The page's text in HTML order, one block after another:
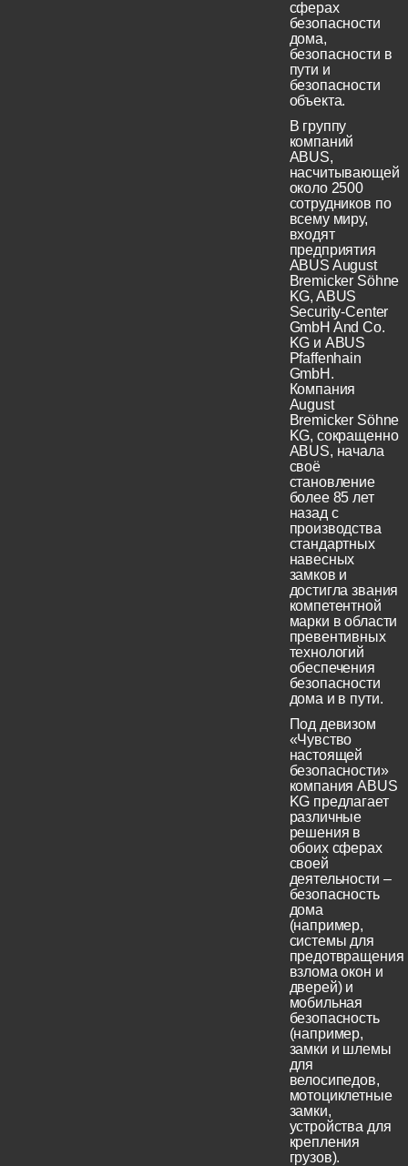
сферах
безопасности
дома,
безопасности в
пути и
безопасности
объекта.
В группу
компаний
ABUS,
насчитывающей
около 2500
сотрудников по
всему миру,
входят
предприятия
ABUS August
Bremicker Söhne
KG, ABUS
Security-Center
GmbH And Co.
KG и ABUS
Pfaffenhain
GmbH.
Компания
August
Bremicker Söhne
KG, сокращенно
ABUS, начала
своё
становление
более 85 лет
назад с
производства
стандартных
навесных
замков и
достигла звания
компетентной
марки в области
превентивных
технологий
обеспечения
безопасности
дома и в пути.
Под девизом
«Чувство
настоящей
безопасности»
компания ABUS
KG предлагает
различные
решения в
обоих сферах
своей
деятельности –
безопасность
дома
(например,
системы для
предотвращения
взлома окон и
дверей) и
мобильная
безопасность
(например,
замки и шлемы
для
велосипедов,
мотоциклетные
замки,
устройства для
крепления
грузов).